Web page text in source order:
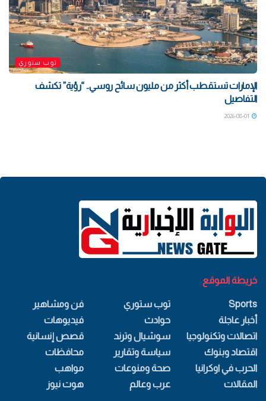
توب ستوري
الإمارات تستقطب أكثر من مليون سائح روسي.. “رؤية” تكشف
التفاصيل
خريطة الموقع
Sports
أخبار عاجلة
اتصالات وتكنولوجيا
اقتصاد وبنوك
الحرب في اوكرانيا
المقالات
توب ستوري
حوادث
سوشيال وترند
سياسة وتقارير
صحة ومنوعات
عرب وعالم
فن ومشاهير
فيديوهات
قصص إنسانية
محافظات
مواهب
هوت نيوز